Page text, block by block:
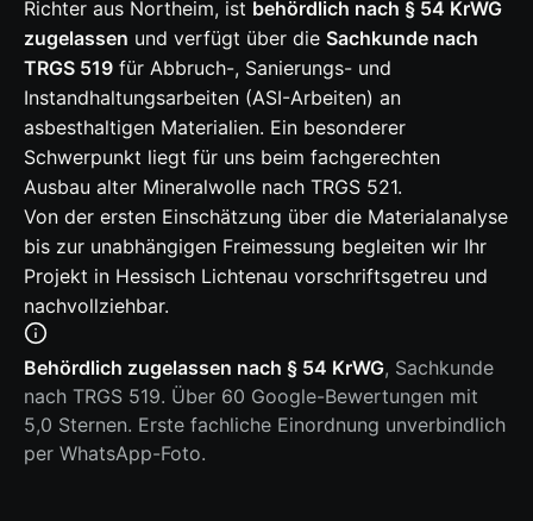
Richter aus Northeim, ist behördlich nach § 54 KrWG
zugelassen und verfügt über die Sachkunde nach
TRGS 519 für Abbruch-, Sanierungs- und
Instandhaltungsarbeiten (ASI-Arbeiten) an
asbesthaltigen Materialien. Ein besonderer
Schwerpunkt liegt für uns beim fachgerechten
Ausbau alter Mineralwolle nach TRGS 521.
Von der ersten Einschätzung über die Materialanalyse
bis zur unabhängigen Freimessung begleiten wir Ihr
Projekt in Hessisch Lichtenau vorschriftsgetreu und
nachvollziehbar.
Behördlich zugelassen nach § 54 KrWG, Sachkunde
nach TRGS 519. Über 60 Google-Bewertungen mit
5,0 Sternen. Erste fachliche Einordnung unverbindlich
per WhatsApp-Foto.